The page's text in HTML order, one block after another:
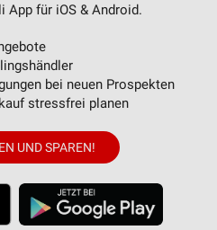
App für iOS & Android.
bei neuen Prospekten
stressfrei planen
UND SPAREN!